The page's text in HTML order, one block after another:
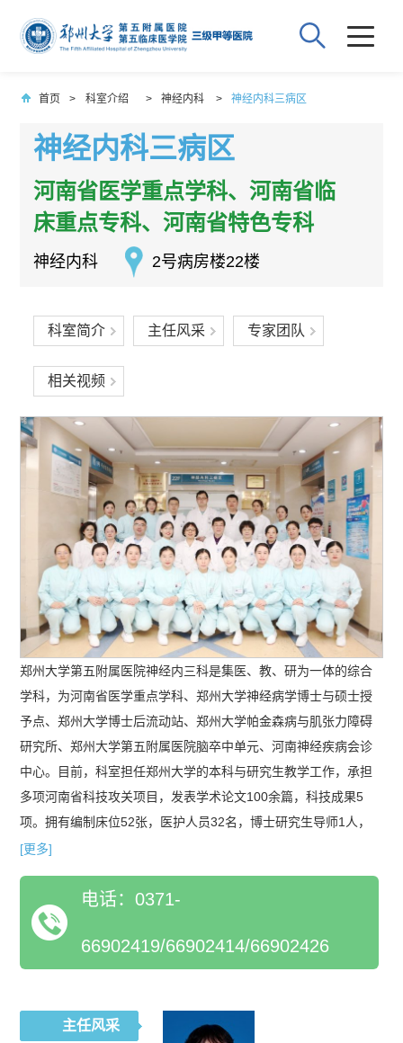
首页 > 科室介绍 > 神经内科 > 神经内科三病区
神经内科三病区
河南省医学重点学科、河南省临
床重点专科、河南省特色专科
神经内科 2号病房楼22楼
科室简介 主任风采 专家团队
相关视频
郑州大学第五附属医院神经内三科是集医、教、研为一体的综合
学科，为河南省医学重点学科、郑州大学神经病学博士与硕士授
予点、郑州大学博士后流动站、郑州大学帕金森病与肌张力障碍
研究所、郑州大学第五附属医院脑卒中单元、河南神经疾病会诊
中心。目前，科室担任郑州大学的本科与研究生教学工作，承担
多项河南省科技攻关项目，发表学术论文100余篇，科技成果5
项。拥有编制床位52张，医护人员32名，博士研究生导师1人，
硕士研究生导师4人。教授、主任医师3人，副教授、副主任医师4
人，硕士、博士12人。科室拥有睡眠监测仪、心脑电监测仪、
TCCD、动态血压监测仪等多种先进仪器。科室每周四下午有李建
章教授牵头的神经内科疑难病会诊在省内享有盛誉，给许多患者
解决了疑难病症，也为科室培养了一大批学术与专业骨干。科室
擅长脑血管病包括静脉与动脉溶栓、取栓、桥接、支架植入，神
染与免疫病，癫痫，头面痛，运动障碍疾病，认知障碍疾病，遗
[更多]
电话：0371-
66902419/66902414/66902426
主任风采